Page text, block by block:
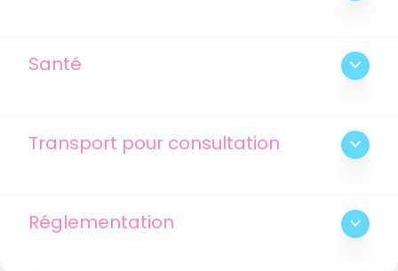
Santé expand_more
Transport pour consultation expand_more
Réglementation expand_more